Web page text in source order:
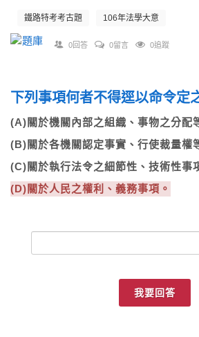
鐵路特考考古題 106年法學大意
0回答 0留言 0追蹤
下列事項何者不得逕以命令定
(A)關於機關內部之組織、事物之分
(B)關於各機關認定事實、行使裁量
(C)關於執行法令之細節性、技術性
(D)關於人民之權利、義務事項。
我要回答